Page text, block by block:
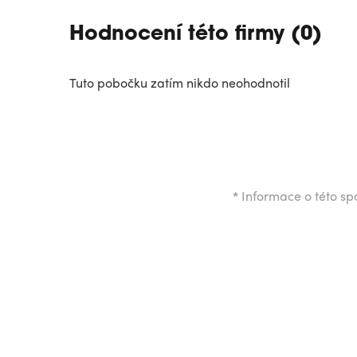
Hodnocení této firmy (0)
Tuto pobočku zatím nikdo neohodnotil
* Informace o této